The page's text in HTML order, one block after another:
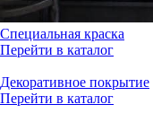
Специальная краска
Перейти в каталог
Декоративное покрытие
Перейти в каталог